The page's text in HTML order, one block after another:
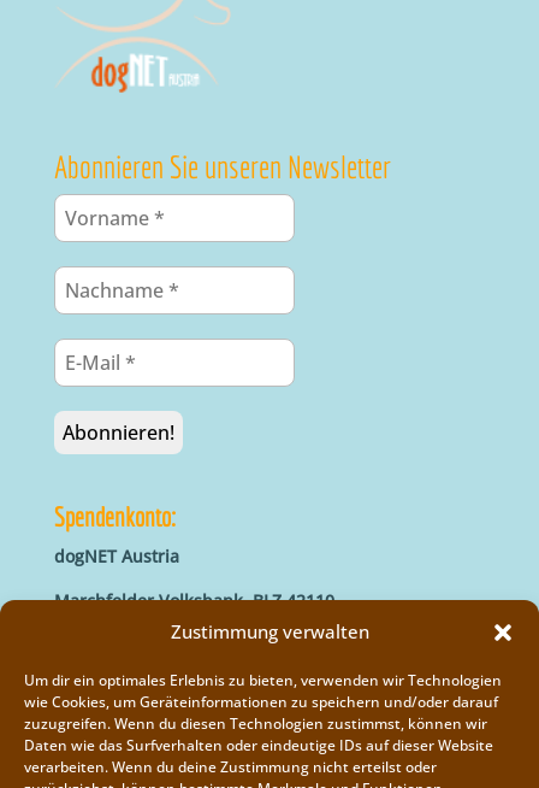
Zustimmung verwalten
Um dir ein optimales Erlebnis zu bieten, verwenden wir Technologien
wie Cookies, um Geräteinformationen zu speichern und/oder darauf
zuzugreifen. Wenn du diesen Technologien zustimmst, können wir
Daten wie das Surfverhalten oder eindeutige IDs auf dieser Website
verarbeiten. Wenn du deine Zustimmung nicht erteilst oder
Abonnieren Sie unseren Newsletter
Spendenkonto:
dogNET Austria
Marchfelder Volksbank, BLZ 42110
IBAN: AT66 4211 0421 5000 0000